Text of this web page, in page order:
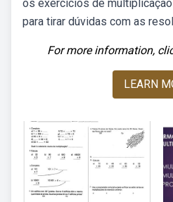
os exercícios de
para tirar dúvidas com as
For more information,
LEARN